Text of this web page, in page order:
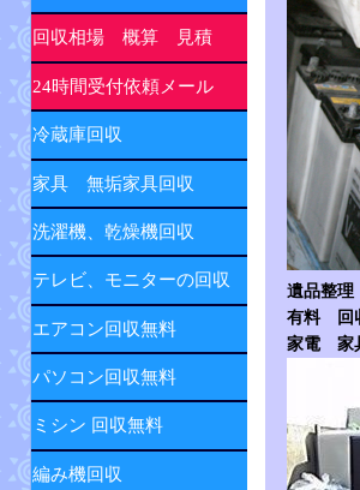
遺品整
有料 回
家電 家
回収相場 概算 見積
24時間受付依頼メール
冷蔵庫回収
家具 無垢家具回収
洗濯機、乾燥機回収
テレビ、モニターの回収
エアコン回収無料
パソコン回収無料
ミシン 回収無料
編み機回収